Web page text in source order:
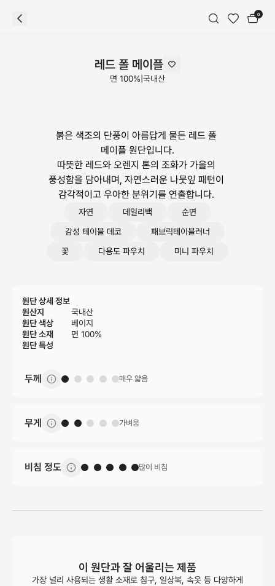
0
레드 폴 메이플
면 100% 국내산
붉은 색조의 단풍이 아름답게 물든 레드 폴
메이플 원단입니다.
따뜻한 레드와 오렌지 톤의 조화가 가을의
풍성함을 담아내며, 자연스러운 나뭇잎 패턴이
감각적이고 우아한 분위기를 연출합니다.
자연 데일리백
순면
감성 테이블 데코
패브릭테이블러너
꽃
다용도 파우치 미니 파우치
원단 상세 정보
원산지
국내산
원단 색상
베이지
원단 소재
면 100%
원단 특성
두께 매우 얇음
무게 가벼움
비침 정도 많이 비침
이 원단과 잘 어울리는 제품
가장 널리 사용되는 생활 소재로 침구, 일상복, 속옷 등 다양하게